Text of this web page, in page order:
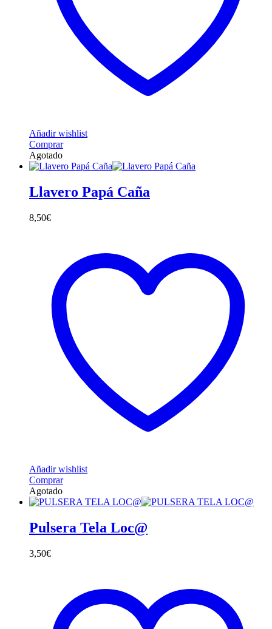
Añadir wishlist
Comprar
Agotado
Llavero Papá Caña
8,50€
Añadir wishlist
Comprar
Agotado
Pulsera Tela Loc@
3,50€